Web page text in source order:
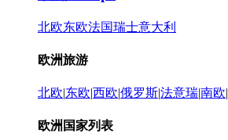
北欧东欧法国瑞士意大利
欧洲旅游
北欧|东欧|西欧|俄罗斯|法意瑞|南欧|
欧洲国家列表